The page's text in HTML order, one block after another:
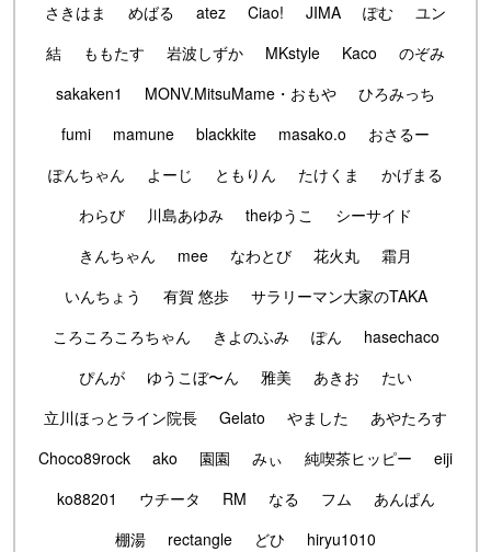
さきはま
めばる atez Ciao! JIMA ぽむ
ユン
結
ももたす 岩波しずか MKstyle Kaco
のぞみ
sakaken1
MONV.MitsuMame・おもや
ひろみっち
fumi
mamune blackkite masako.o
おさるー
ぽんちゃん
よーじ ともりん たけくま
かげまる
わらび
川島あゆみ theゆうこ
シーサイド
きんちゃん
mee なわとび 花火丸
霜月
いんちょう
有賀 悠歩
サラリーマン大家のTAKA
ころころころちゃん
きよのふみ ぽん
hasechaco
ぴんが
ゆうこぼ〜ん 雅美 あきお
たい
立川ほっとライン院長
Gelato やました
あやたろす
Choco89rock
ako 園園 みぃ 純喫茶ヒッピー
eiji
ko88201
ウチータ RM なる フム
あんぱん
棚湯
rectangle どひ hiryu1010